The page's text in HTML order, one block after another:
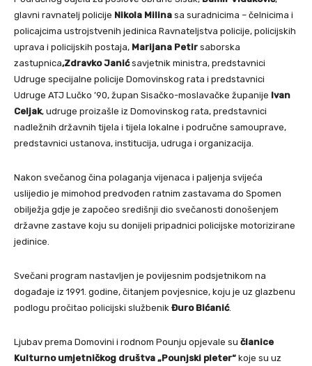
glavni ravnatelj policije Nikola Milina sa suradnicima – čelnicima i
policajcima ustrojstvenih jedinica Ravnateljstva policije, policijskih
uprava i policijskih postaja, Marijana Petir saborska
zastupnica,Zdravko Janićsavjetnik ministra, predstavnici
Udruge specijalne policije Domovinskog rata i predstavnici
Udruge ATJ Lučko ’90, župan Sisačko-moslavačke županije Ivan
Celjak, udruge proizašle iz Domovinskog rata, predstavnici
nadležnih državnih tijela i tijela lokalne i područne samouprave,
predstavnici ustanova, institucija, udruga i organizacija.
Nakon svečanog čina polaganja vijenaca i paljenja svijeća
uslijedio je mimohod predvođen ratnim zastavama do Spomen
obilježja gdje je započeo središnji dio svečanosti donošenjem
državne zastave koju su donijeli pripadnici policijske motorizirane
jedinice.
Svečani program nastavljen je povijesnim podsjetnikom na
događaje iz 1991. godine, čitanjem povjesnice, koju je uz glazbenu
podlogu pročitao policijski službenik Đuro Bićanić.
Ljubav prema Domovini i rodnom Pounju opjevale su članice
Kulturno umjetničkog društva „Pounjski pleter“ koje su uz